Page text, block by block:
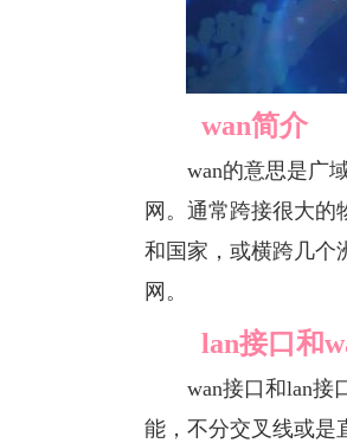
wan简介
wan的意思是广域
网。通常跨接很大
和国家，或横跨几个
网。
lan接口和
wan接口和lan接口
能，不分交叉线或是